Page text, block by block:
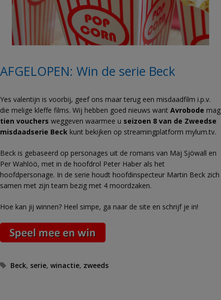
AFGELOPEN: Win de serie Beck
Yes valentijn is voorbij, geef ons maar terug een misdaadfilm i.p.v.
die melige kleffe films. Wij hebben goed nieuws want Avrobode mag
tien vouchers weggeven waarmee u seizoen 8 van de Zweedse
misdaadserie Beck kunt bekijken op streamingplatform mylum.tv.
Beck is gebaseerd op personages uit de romans van Maj Sjöwall en
Per Wahlöö, met in de hoofdrol Peter Haber als het
hoofdpersonage. In de serie houdt hoofdinspecteur Martin Beck zich
samen met zijn team bezig met 4 moordzaken.
Hoe kan jij winnen? Heel simpe, ga naar de site en schrijf je in!
Tags
Beck, serie,winactie, zweeds